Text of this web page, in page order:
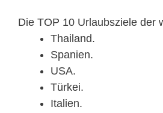
Die TOP 10 Urlaubsziele der
Thailand.
Spanien.
USA.
Türkei.
Italien.